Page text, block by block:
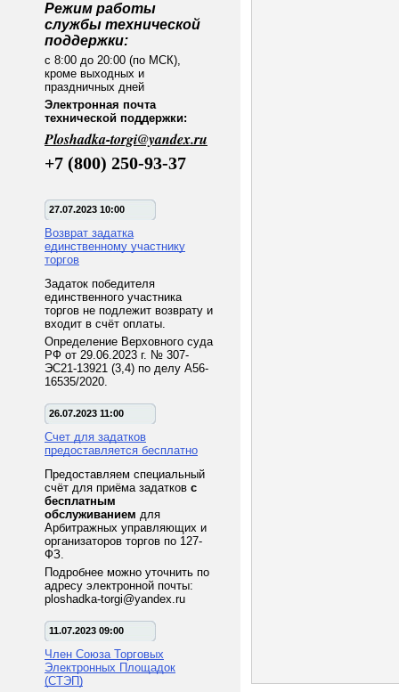
Режим работы
службы технической
поддержки:
с 8:00 до 20:00 (по МСК),
кроме выходных и
праздничных дней
Электронная почта
технической поддержки:
Ploshadka-torgi@yandex.ru
+7 (800) 250-93-37
27.07.2023 10:00
Возврат задатка
единственному участнику
торгов
Задаток победителя
единственного участника
торгов не подлежит возврату и
входит в счёт оплаты.
Определение Верховного суда
РФ от 29.06.2023 г. № 307-
ЭС21-13921 (3,4) по делу А56-
16535/2020.
26.07.2023 11:00
Счет для задатков
предоставляется бесплатно
Предоставляем специальный
счёт для приёма задатков с
бесплатным
обслуживанием для
Арбитражных управляющих и
организаторов торгов по 127-
ФЗ.
Подробнее можно уточнить по
адресу электронной почты:
ploshadka-torgi@yandex.ru
11.07.2023 09:00
Член Союза Торговых
Электронных Площадок
(СТЭП)